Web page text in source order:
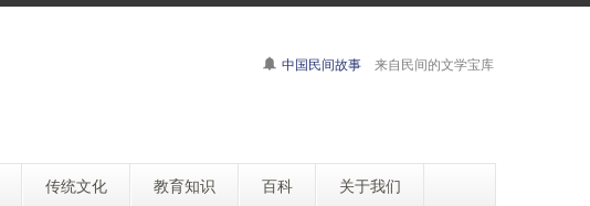
中国民间故事 来自民间的文学宝库
传统文化 教育知识 百科 关于我们